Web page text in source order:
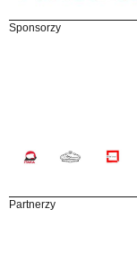
Sponsorzy
Partnerzy